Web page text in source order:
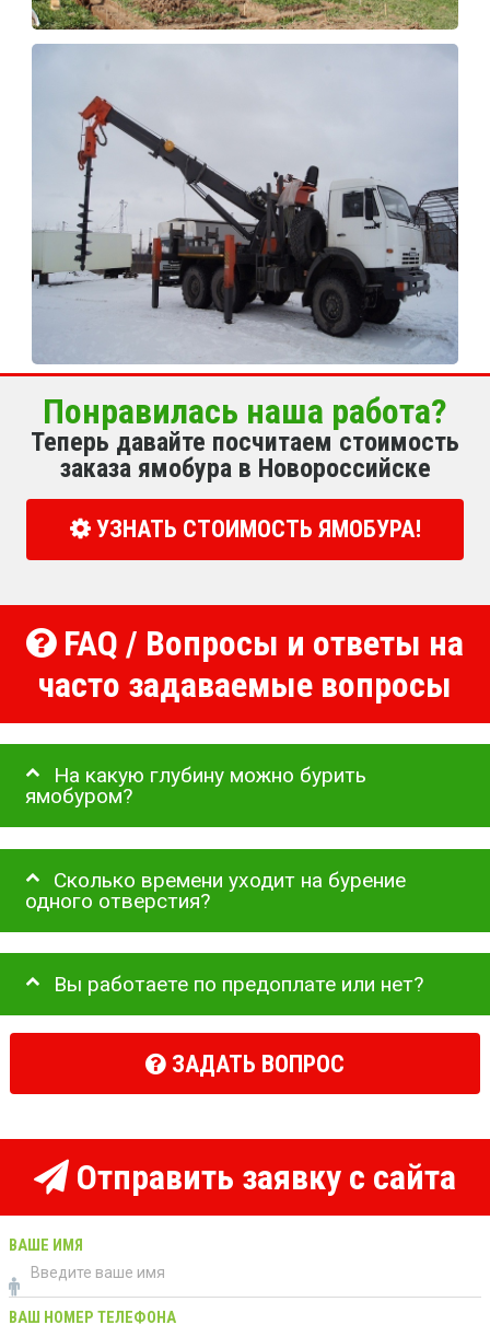
Понравилась наша работа?
Теперь давайте посчитаем стоимость
заказа ямобура в Новороссийске
УЗНАТЬ СТОИМОСТЬ ЯМОБУРА!
FAQ / Вопросы и ответы на
часто задаваемые вопросы
На какую глубину можно бурить
ямобуром?
Сколько времени уходит на бурение
одного отверстия?
Вы работаете по предоплате или нет?
ЗАДАТЬ ВОПРОС
Отправить заявку с сайта
ВАШЕ ИМЯ
ВАШ НОМЕР ТЕЛЕФОНА